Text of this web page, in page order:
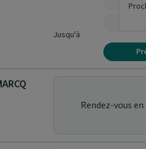
Jusqu'à
Rendez-vous